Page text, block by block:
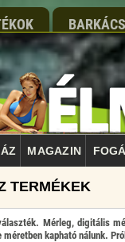
MAGAZIN
Mérleg, digitális
kapható nálunk.